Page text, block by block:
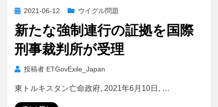
投
日:
2021-06-12 ウイグル問題
新たな強制連行の証拠を国際
刑事裁判所が受理
投稿者 ETGovExile_Japan
東トルキスタン亡命政府, 2021年6月10日, …